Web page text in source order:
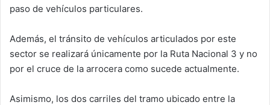
paso de vehículos particulares.
Además, el tránsito de vehículos articulados por este
sector se realizará únicamente por la Ruta Nacional 3 y no
por el cruce de la arrocera como sucede actualmente.
Asimismo, los dos carriles del tramo ubicado entre la